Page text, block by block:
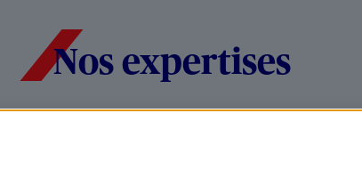
Nos expertises
Ouvrir un